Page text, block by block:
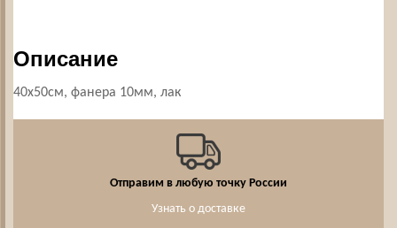
Описание
40х50см, фанера 10мм, лак
Отправим в любую точку России
Узнать о доставке